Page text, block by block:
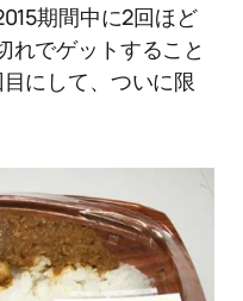
期間中に2回ほど
れでゲットすること
にして、ついに限